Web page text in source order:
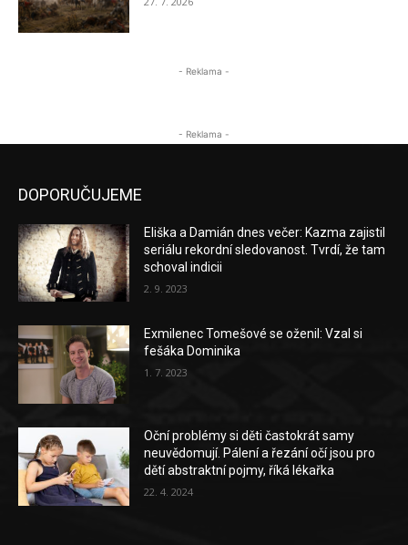
- Reklama -
- Reklama -
DOPORUČUJEME
Eliška a Damián dnes večer: Kazma zajistil
seriálu rekordní sledovanost. Tvrdí, že tam
schoval indicii
2. 9. 2023
Exmilenec Tomešové se oženil: Vzal si
fešáka Dominika
1. 7. 2023
Oční problémy si děti častokrát samy
neuvědomují. Pálení a řezání očí jsou pro
dětí abstraktní pojmy, říká lékařka
22. 4. 2024